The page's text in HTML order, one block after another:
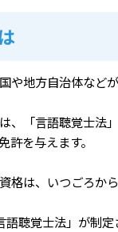
や地方自治体など
、「言語聴覚士法
許を与えます。
格は、いつごろか
聴覚士法」が制定